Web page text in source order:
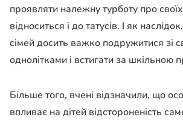
проявляти належну турботу про
відноситься і до татусів. І як
сімей досить важко подружитися зі
однолітками і встигати за шкільною
Більше того, вчені відзначили, що
впливає на дітей відстороненість